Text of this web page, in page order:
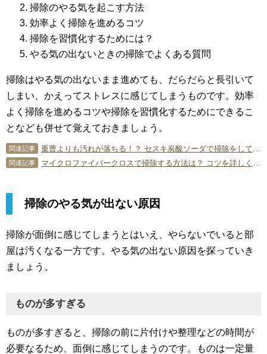
掃除のやる気を起こす方法
効率よく掃除を進めるコツ
掃除を習慣化するためには？
やる気の出ないときの掃除でよくある質問
掃除はやる気の出ないまま進めても、だらだらと長引いて
しまい、かえってストレスに感じてしまうものです。効率
よく掃除を進めるコツや掃除を習慣化するためにできるこ
となども併せて覚えておきましょう。
関連記事
関連記事
掃除のやる気が出ない原因
掃除が面倒に感じてしまうとはいえ、やらないでいると部
屋は汚くなる一方です。やる気の出ない原因を探っていき
ましょう。
ものが多すぎる
ものが多すぎると、掃除の前に片付けや整理などの時間が
必要なるため、面倒に感じてしまうのです。ものは一定量